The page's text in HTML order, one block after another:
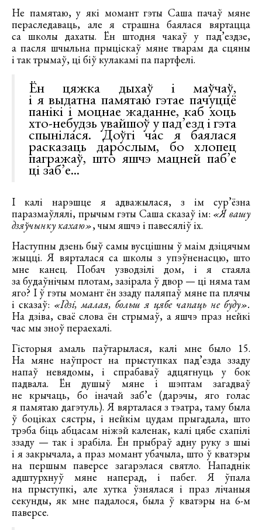
Не памятаю, у які момант гэты Саша пачаў мяне
пераследаваць, але я страшна баялася вяртацца
са школы дахаты. Ён штодня чакаў у пад’ездзе,
а пасля шчыльна прыціскаў мяне тварам да сцяны
і так трымаў, ці біў кулакамі па партфелі.
Ён цяжка дыхаў і маўчаў,
і я выдатна памятаю гэтае пачуццё
панікі і моцнае жаданне, каб хоць
хто-небудзь увайшоў у пад’езд і гэта
спынілася. Доўгі час я баялася
расказаць дарослым, бо хлопец
пагражаў, што яшчэ мацней паб’е
ці заб’е...
І калі нарэшце я адважылася, з ім сур’ёзна
паразмаўлялі, прычым гэты Саша сказаў ім: «Я вашу
дзяўчынку кахаю», чым яшчэ і павесяліў іх.
Наступны дзень быў самы вусцішны ў маім дзіцячым
жыцці. Я вярталася са школы з упэўненасцю, што
мне канец. Побач узводзілі дом, і я стаяла
за будаўнічым плотам, зазірала ў двор — ці няма там
яго? І ў гэты момант ён ззаду паляпаў мяне па плячы
і сказаў: «Ідзі, малая, больш я цябе чапаць не буду».
На дзіва, сваё слова ён стрымаў, а яшчэ праз нейкі
час мы зноў пераехалі.
Гісторыя амаль паўтарылася, калі мне было 15.
На мяне наўпрост на прыступках пад’езда ззаду
напаў невядомы, і спрабаваў адцягнуць у бок
падвала. Ён душыў мяне і шэптам загадваў
не крычаць, бо іначай заб’е (дарэчы, яго голас
я памятаю дагэтуль). Я вярталася з тэатра, таму была
ў боціках сястры, і нейкім цудам прыгадала, што
трэба біць абцасам ніжэй каленак, калі цябе схапілі
ззаду — так і зрабіла. Ён прыбраў адну руку з шыі
і я закрычала, а праз момант убачыла, што ў кватэры
на першым паверсе загарэлася святло. Нападнік
адштурхнуў мяне наперад, і пабег. Я ўпала
на прыступкі, але хутка ўзнялася і праз лічаныя
секунды, як мне падалося, была ў кватэры на 6-м
паверсе.